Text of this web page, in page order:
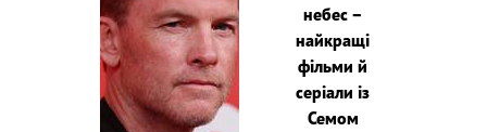
небес –
найкращі
фільми й
серіали із
Семом